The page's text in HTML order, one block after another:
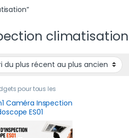
climatisation
pour tous les
,Nouveau produit
Caméra Inspection
ES01
avec
HD 4.3 pouces